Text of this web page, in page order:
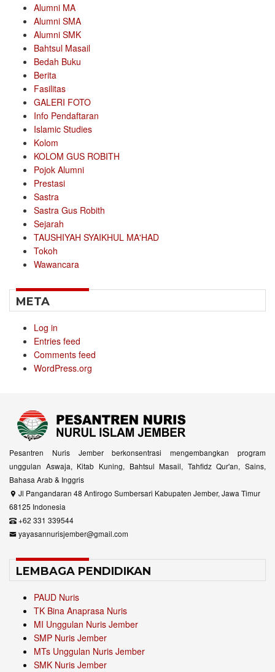
Alumni MA
Alumni SMA
Alumni SMK
Bahtsul Masail
Bedah Buku
Berita
Fasilitas
GALERI FOTO
Info Pendaftaran
Islamic Studies
Kolom
KOLOM GUS ROBITH
Pojok Alumni
Prestasi
Sastra
Sastra Gus Robith
Sejarah
TAUSHIYAH SYAIKHUL MA'HAD
Tokoh
Wawancara
META
Log in
Entries feed
Comments feed
WordPress.org
Pesantren Nuris Jember berkonsentrasi mengembangkan program
unggulan Aswaja, Kitab Kuning, Bahtsul Masail, Tahfidz Qur'an, Sains,
Bahasa Arab & Inggris
Jl Pangandaran 48 Antirogo Sumbersari Kabupaten Jember, Jawa Timur
68125 Indonesia
+62 331 339544
yayasannurisjember@gmail.com
LEMBAGA PENDIDIKAN
PAUD Nuris
TK Bina Anaprasa Nuris
MI Unggulan Nuris Jember
SMP Nuris Jember
MTs Unggulan Nuris Jember
SMK Nuris Jember